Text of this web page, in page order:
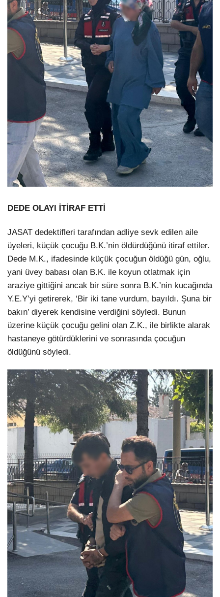
DEDE OLAYI İTİRAF ETTİ
JASAT dedektifleri tarafından adliye sevk edilen aile
üyeleri, küçük çocuğu B.K.’nin öldürdüğünü itiraf ettiler.
Dede M.K., ifadesinde küçük çocuğun öldüğü gün, oğlu,
yani üvey babası olan B.K. ile koyun otlatmak için
araziye gittiğini ancak bir süre sonra B.K.’nin kucağında
Y.E.Y’yi getirerek, ‘Bir iki tane vurdum, bayıldı. Şuna bir
bakın’ diyerek kendisine verdiğini söyledi. Bunun
üzerine küçük çocuğu gelini olan Z.K., ile birlikte alarak
hastaneye götürdüklerini ve sonrasında çocuğun
öldüğünü söyledi.